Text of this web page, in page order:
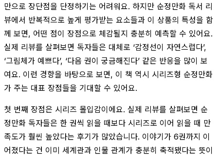
만으로 장단점을 단정하기는 어려워요. 하지만 순정만화 독서 리
뷰에서 반복적으로 높게 평가받는 요소들과 이 상품의 특성을 함
께 보면, 어떤 점이 장점으로 체감될지 충분히 예측할 수 있어요.
실제 리뷰를 살펴보면 독자들은 대체로 ‘감정선이 자연스럽다’,
‘그림체가 예쁘다’, ‘다음 권이 궁금해진다’ 같은 반응을 많이 보
여요. 이런 경향을 바탕으로 보면, 이 책 역시 시리즈형 순정만화
가 주는 대표 장점들을 기대할 수 있어요.
첫 번째 장점은 시리즈 몰입감이에요. 실제 리뷰를 살펴보면 순
정만화 독자들은 한 권씩 읽을 때보다 시리즈로 이어 읽을 때 만
족도가 훨씬 높았다는 후기가 많았습니다. 이야기가 6권까지 이
어졌다는 건 이미 세계관과 인물 관계가 충분히 축적됐다는 뜻이